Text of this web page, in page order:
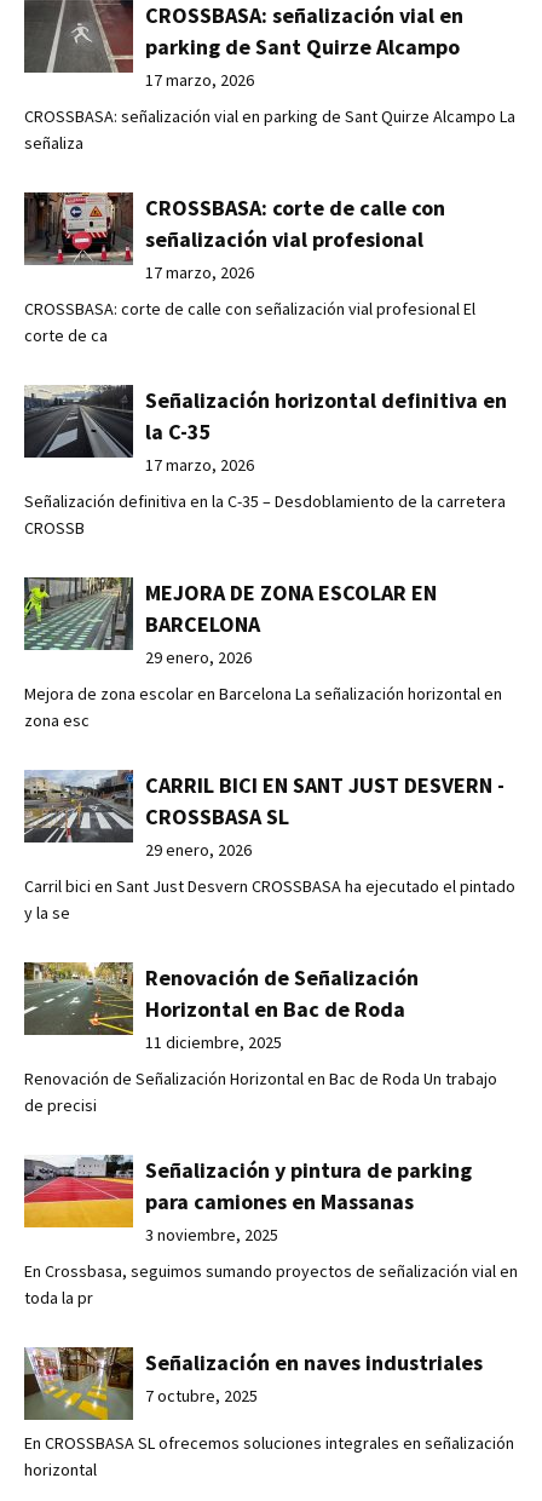
CROSSBASA: señalización vial en
parking de Sant Quirze Alcampo
17 marzo, 2026
CROSSBASA: señalización vial en parking de Sant Quirze Alcampo La
señaliza
CROSSBASA: corte de calle con
señalización vial profesional
17 marzo, 2026
CROSSBASA: corte de calle con señalización vial profesional El
corte de ca
Señalización horizontal definitiva en
la C-35
17 marzo, 2026
Señalización definitiva en la C-35 – Desdoblamiento de la carretera
CROSSB
MEJORA DE ZONA ESCOLAR EN
BARCELONA
29 enero, 2026
Mejora de zona escolar en Barcelona La señalización horizontal en
zona esc
CARRIL BICI EN SANT JUST DESVERN -
CROSSBASA SL
29 enero, 2026
Carril bici en Sant Just Desvern CROSSBASA ha ejecutado el pintado
y la se
Renovación de Señalización
Horizontal en Bac de Roda
11 diciembre, 2025
Renovación de Señalización Horizontal en Bac de Roda Un trabajo
de precisi
Señalización y pintura de parking
para camiones en Massanas
3 noviembre, 2025
En Crossbasa, seguimos sumando proyectos de señalización vial en
toda la pr
Señalización en naves industriales
7 octubre, 2025
En CROSSBASA SL ofrecemos soluciones integrales en señalización
horizontal